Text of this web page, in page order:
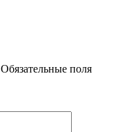
Обязательные поля